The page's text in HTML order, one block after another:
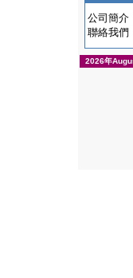
公司簡介
聯絡我們
2026年